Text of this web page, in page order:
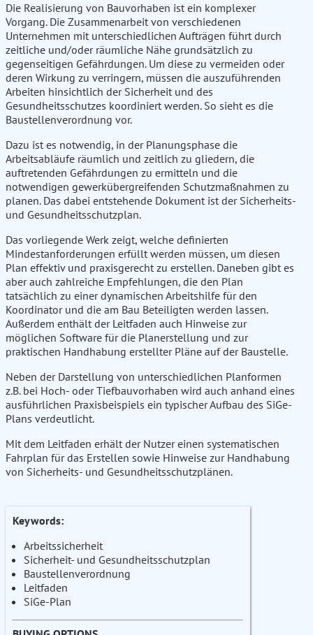
Die Realisierung von Bauvorhaben ist ein komplexer
Vorgang. Die Zusammenarbeit von verschiedenen
Unternehmen mit unterschiedlichen Aufträgen führt durch
zeitliche und/oder räumliche Nähe grundsätzlich zu
gegenseitigen Gefährdungen. Um diese zu vermeiden oder
deren Wirkung zu verringern, müssen die auszuführenden
Arbeiten hinsichtlich der Sicherheit und des
Gesundheitsschutzes koordiniert werden. So sieht es die
Baustellenverordnung vor.
Dazu ist es notwendig, in der Planungsphase die
Arbeitsabläufe räumlich und zeitlich zu gliedern, die
auftretenden Gefährdungen zu ermitteln und die
notwendigen gewerkübergreifenden Schutzmaßnahmen zu
planen. Das dabei entstehende Dokument ist der Sicherheits-
und Gesundheitsschutzplan.
Das vorliegende Werk zeigt, welche definierten
Mindestanforderungen erfüllt werden müssen, um diesen
Plan effektiv und praxisgerecht zu erstellen. Daneben gibt es
aber auch zahlreiche Empfehlungen, die den Plan
tatsächlich zu einer dynamischen Arbeitshilfe für den
Koordinator und die am Bau Beteiligten werden lassen.
Außerdem enthält der Leitfaden auch Hinweise zur
möglichen Software für die Planerstellung und zur
praktischen Handhabung erstellter Pläne auf der Baustelle.
Neben der Darstellung von unterschiedlichen Planformen
z.B. bei Hoch- oder Tiefbauvorhaben wird auch anhand eines
ausführlichen Praxisbeispiels ein typischer Aufbau des SiGe-
Plans verdeutlicht.
Mit dem Leitfaden erhält der Nutzer einen systematischen
Fahrplan für das Erstellen sowie Hinweise zur Handhabung
von Sicherheits- und Gesundheitsschutzplänen.
Keywords:
Arbeitssicherheit
Sicherheit- und Gesundheitsschutzplan
Baustellenverordnung
Leitfaden
SiGe-Plan